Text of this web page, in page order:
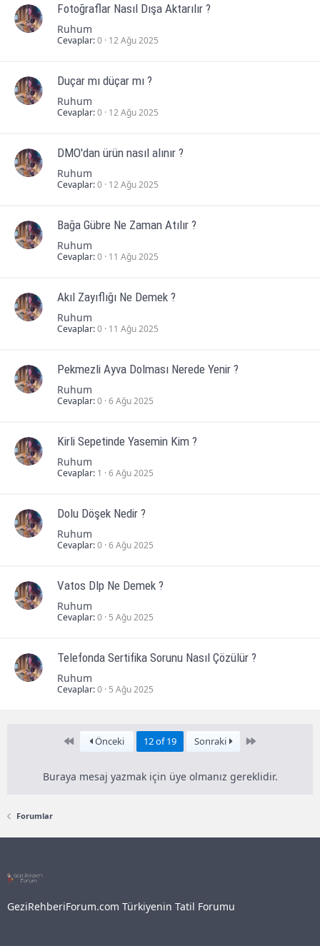
Fotoğraflar Nasıl Dışa Aktarılır ?
Ruhum
Cevaplar 0 12 Ağu 2025
Duçar mı düçar mı ?
Ruhum
Cevaplar 0 12 Ağu 2025
DMO'dan ürün nasıl alınır ?
Ruhum
Cevaplar 0 12 Ağu 2025
Bağa Gübre Ne Zaman Atılır ?
Ruhum
Cevaplar 0 11 Ağu 2025
Akıl Zayıflığı Ne Demek ?
Ruhum
Cevaplar 0 11 Ağu 2025
Pekmezli Ayva Dolması Nerede Yenir ?
Ruhum
Cevaplar 0 6 Ağu 2025
Kirli Sepetinde Yasemin Kim ?
Ruhum
Cevaplar 1 6 Ağu 2025
Dolu Döşek Nedir ?
Ruhum
Cevaplar 0 6 Ağu 2025
Vatos Dlp Ne Demek ?
Ruhum
Cevaplar 0 5 Ağu 2025
Telefonda Sertifika Sorunu Nasıl Çözülür ?
Ruhum
Cevaplar 0 5 Ağu 2025
First Önceki 12 of 19 Sonraki Last
Buraya mesaj yazmak için üye olmanız gereklidir.
Forumlar
GeziRehberiForum.com Türkiyenin Tatil Forumu